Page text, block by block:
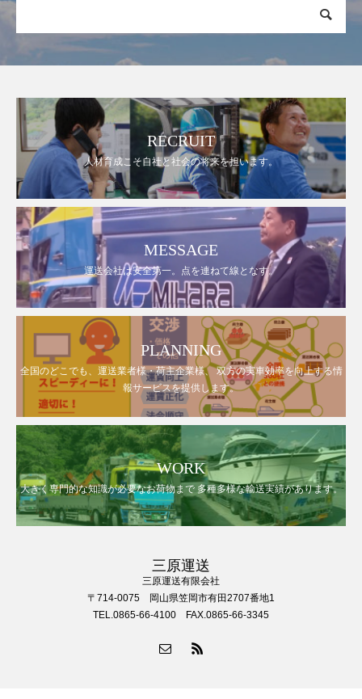
RECRUIT
人材育成こそ自社と社会の将来を担います。
MESSAGE
運送会社は安全第一。点を連ねて線となす。
PLANNING
全国のどこでも、運送業者様・荷主企業様、 双方の実車効率を向上する情
報サービスを提供します。
WORK
大きく専門的な知識が必要なお荷物まで 多種多様な輸送実績があります。
三原運送
三原運送有限会社
〒714-0075 岡山県笠岡市有田2707番地1
TEL.0865-66-4100 FAX.0865-66-3345